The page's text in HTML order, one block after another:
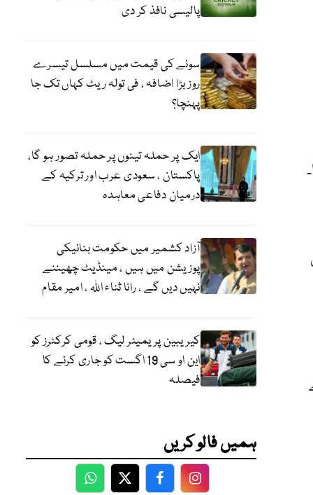
پالیسی نافذ کر دی
سونے کی قیمت میں مسلسل تیسرے
روز بڑا اضافہ ، فی تولہ ریٹ کہاں تک جا
پہنچا؟
ایک پر حملہ تینوں پر حملہ تصور ہو گا،
پاکستان ، سعودی عرب اور ترکیہ کے
درمیان دفاعی معاہدہ
آزاد کشمیر میں حکومت بنانیکی
پوزیشن میں ہیں ، مینڈیٹ چھیننے
نہیں دیں گے ، رانا ثناء اللہ ، امیر مقام
کیریبین پریمیئر لیگ ، قومی کرکٹرز کو
این او سی 19 اگست کو جاری کرنے کا
فیصلہ
ہمیں فالو کریں
WhatsApp
TwitterFacebookFacebook